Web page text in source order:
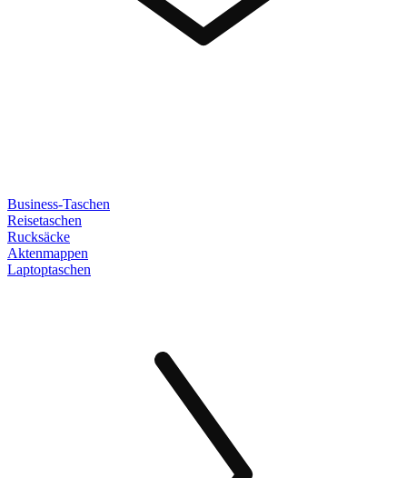
Business-Taschen
Reisetaschen
Rucksäcke
Aktenmappen
Laptoptaschen